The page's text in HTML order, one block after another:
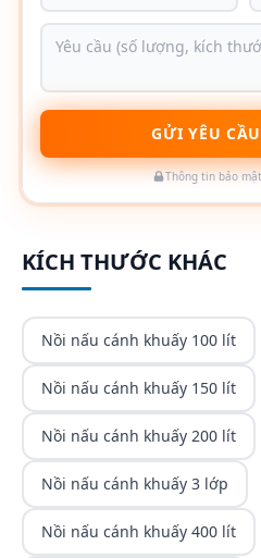
GỬI YÊU
Thông tin bảo
KÍCH THƯỚC KHÁC
Nồi nấu cánh khuấy 100 lít
Nồi nấu cánh khuấy 150 lít
Nồi nấu cánh khuấy 200 lít
Nồi nấu cánh khuấy 3 lớp
Nồi nấu cánh khuấy 400 lít